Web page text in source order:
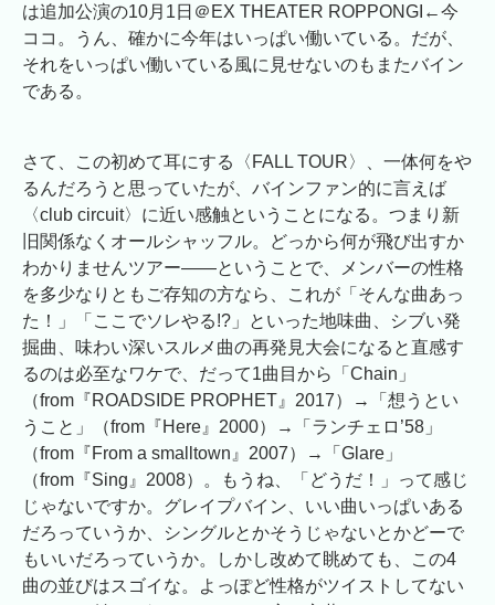
は追加公演の10月1日＠EX THEATER ROPPONGI←今
ココ。うん、確かに今年はいっぱい働いている。だが、
それをいっぱい働いている風に見せないのもまたバイン
である。
さて、この初めて耳にする〈FALL TOUR〉、一体何をや
るんだろうと思っていたが、バインファン的に言えば
〈club circuit〉に近い感触ということになる。つまり新
旧関係なくオールシャッフル。どっから何が飛び出すか
わかりませんツアー――ということで、メンバーの性格
を多少なりともご存知の方なら、これが「そんな曲あっ
た！」「ここでソレやる!?」といった地味曲、シブい発
掘曲、味わい深いスルメ曲の再発見大会になると直感す
るのは必至なワケで、だって1曲目から「Chain」
（from『ROADSIDE PROPHET』2017）→「想うとい
うこと」（from『Here』2000）→「ランチェロ’58」
（from『From a smalltown』2007）→「Glare」
（from『Sing』2008）。もうね、「どうだ！」って感じ
じゃないですか。グレイプバイン、いい曲いっぱいある
だろっていうか、シングルとかそうじゃないとかどーで
もいいだろっていうか。しかし改めて眺めても、この4
曲の並びはスゴイな。よっぽど性格がツイストしてない